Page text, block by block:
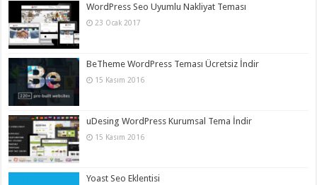
WordPress Seo Uyumlu Nakliyat Teması
23 Ocak 2017
BeTheme WordPress Teması Ücretsiz İndir
15 Kasım 2016
uDesing WordPress Kurumsal Tema İndir
15 Kasım 2016
Yoast Seo Eklentisi